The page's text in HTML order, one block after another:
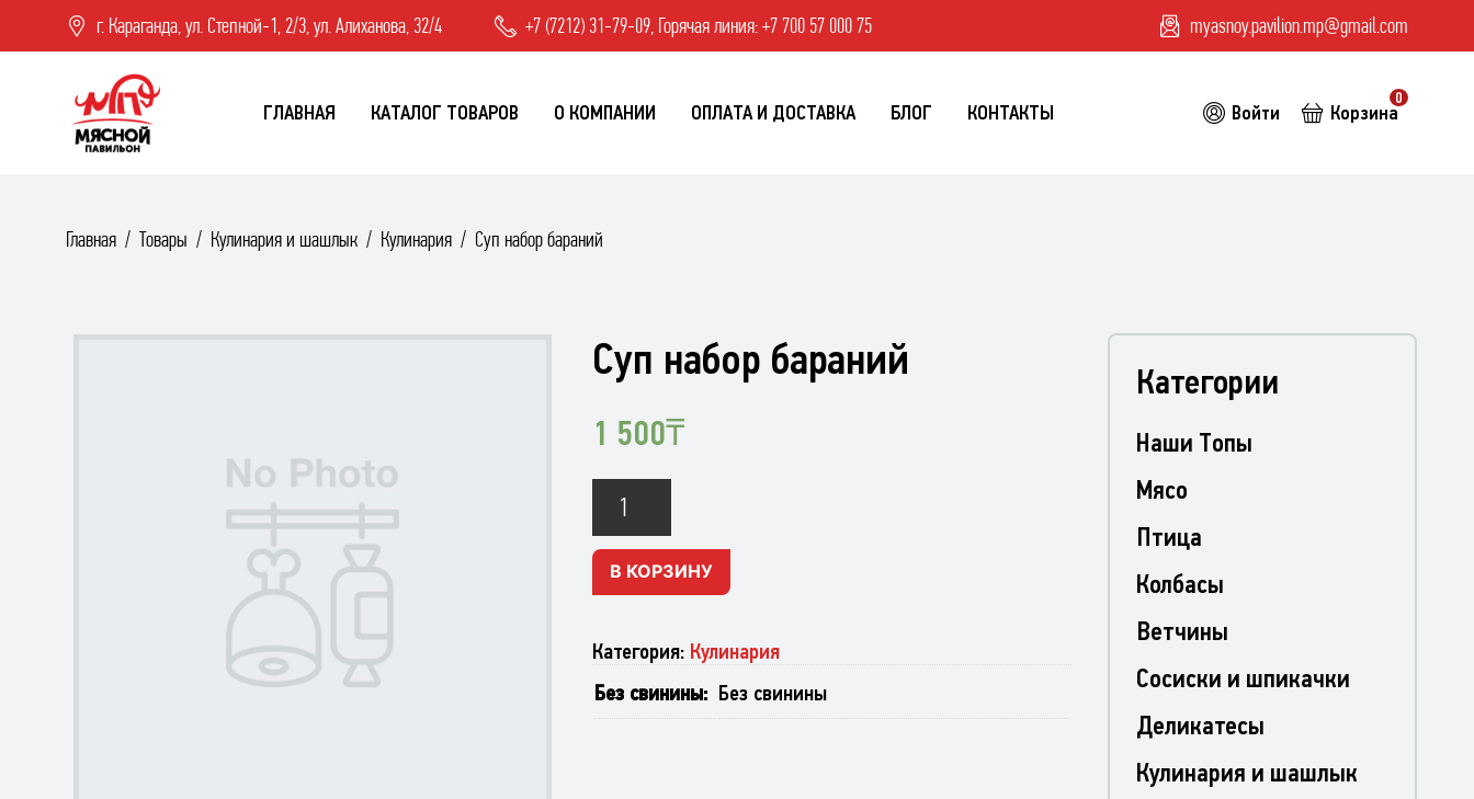
г. Караганда, ул. Степной-1, 2/3, ул. Алиханова, 32/4 +7 (7212) 31-79-09, Горячая линия: +7 700 57 000 75 myasnoy.pavilion.mp@gmail.com
ГЛАВНАЯ КАТАЛОГ ТОВАРОВ О КОМПАНИИ ОПЛАТА И ДОСТАВКА БЛОГ КОНТАКТЫ Войти Корзина
0
Главная Товары Кулинария и шашлык Кулинария Суп набор бараний
Суп набор бараний
1 500₸
набор
бараний
В КОРЗИНУ
Категория: Кулинария
Без свинины
Без свинины
Категории
Наши Топы
Мясо
Птица
Колбасы
Ветчины
Сосиски и шпикачки
Деликатесы
Кулинария и шашлык